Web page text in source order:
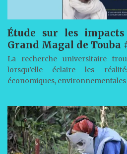
Étude sur les impacts
Grand Magal de Touba
La recherche universitaire
lorsqu’elle éclaire les
économiques,